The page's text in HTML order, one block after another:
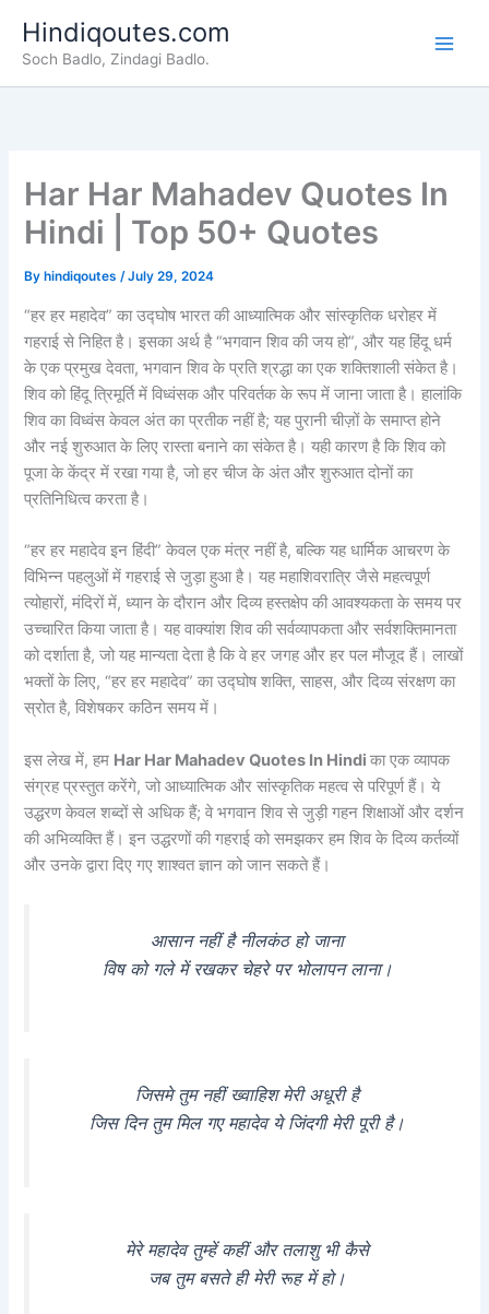
content
Hindiqoutes.com
Soch Badlo, Zindagi Badlo.
Har Har Mahadev Quotes In
Hindi | Top 50+ Quotes
By hindiqoutes/July 29, 2024
“हर हर महादेव” का उद्घोष भारत की आध्यात्मिक और सांस्कृतिक धरोहर में
गहराई से निहित है। इसका अर्थ है “भगवान शिव की जय हो”, और यह हिंदू धर्म
के एक प्रमुख देवता, भगवान शिव के प्रति श्रद्धा का एक शक्तिशाली संकेत है।
शिव को हिंदू त्रिमूर्ति में विध्वंसक और परिवर्तक के रूप में जाना जाता है। हालांकि
शिव का विध्वंस केवल अंत का प्रतीक नहीं है; यह पुरानी चीज़ों के समाप्त होने
और नई शुरुआत के लिए रास्ता बनाने का संकेत है। यही कारण है कि शिव को
पूजा के केंद्र में रखा गया है, जो हर चीज के अंत और शुरुआत दोनों का
प्रतिनिधित्व करता है।
“हर हर महादेव इन हिंदी” केवल एक मंत्र नहीं है, बल्कि यह धार्मिक आचरण के
विभिन्न पहलुओं में गहराई से जुड़ा हुआ है। यह महाशिवरात्रि जैसे महत्वपूर्ण
त्योहारों, मंदिरों में, ध्यान के दौरान और दिव्य हस्तक्षेप की आवश्यकता के समय पर
उच्चारित किया जाता है। यह वाक्यांश शिव की सर्वव्यापकता और सर्वशक्तिमानता
को दर्शाता है, जो यह मान्यता देता है कि वे हर जगह और हर पल मौजूद हैं। लाखों
भक्तों के लिए, “हर हर महादेव” का उद्घोष शक्ति, साहस, और दिव्य संरक्षण का
स्रोत है, विशेषकर कठिन समय में।
इस लेख में, हम Har Har Mahadev Quotes In Hindiका एक व्यापक
संग्रह प्रस्तुत करेंगे, जो आध्यात्मिक और सांस्कृतिक महत्व से परिपूर्ण हैं। ये
उद्धरण केवल शब्दों से अधिक हैं; वे भगवान शिव से जुड़ी गहन शिक्षाओं और दर्शन
की अभिव्यक्ति हैं। इन उद्धरणों की गहराई को समझकर हम शिव के दिव्य कर्तव्यों
और उनके द्वारा दिए गए शाश्वत ज्ञान को जान सकते हैं।
आसान नहीं है नीलकंठ हो जाना
विष को गले में रखकर चेहरे पर भोलापन लाना।
जिसमे तुम नहीं ख्वाहिश मेरी अधूरी है
जिस दिन तुम मिल गए महादेव ये जिंदगी मेरी पूरी है।
मेरे महादेव तुम्हें कहीं और तलाशु भी कैसे
जब तुम बसते ही मेरी रूह में हो।